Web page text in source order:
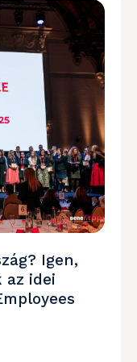
Igen,
az idei